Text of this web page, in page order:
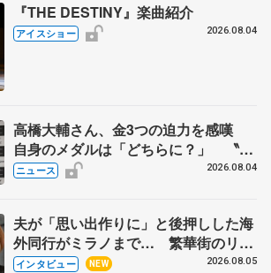
『THE DESTINY』楽曲紹介
アイスショー 2026.08.04
高橋大輔さん、金3つの迫力を感嘆
自身のメダルは「どちらに？」 〝リ
ス兄弟〟オリンピック3連覇の野村忠
ニュース 2026.08.04
夫が「思い出作りに」と後押しした海
外同行がミラノまで… 繁華街のリン
クでは不良のお兄さんも味方に 小林
インタビュー NEW 2026.08.05